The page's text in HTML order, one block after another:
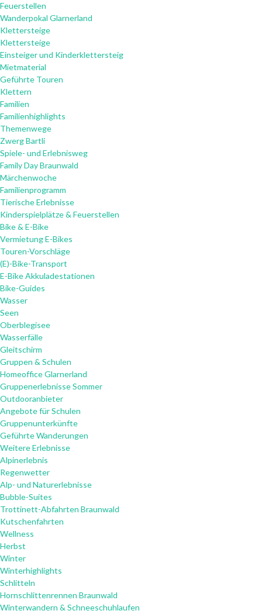
Feuerstellen
Wanderpokal Glarnerland
Klettersteige
Klettersteige
Einsteiger und Kinderklettersteig
Mietmaterial
Geführte Touren
Klettern
Familien
Familienhighlights
Themenwege
Zwerg Bartli
Spiele- und Erlebnisweg
Family Day Braunwald
Märchenwoche
Familienprogramm
Tierische Erlebnisse
Kinderspielplätze & Feuerstellen
Bike & E-Bike
Vermietung E-Bikes
Touren-Vorschläge
(E)-Bike-Transport
E-Bike Akkuladestationen
Bike-Guides
Wasser
Seen
Oberblegisee
Wasserfälle
Gleitschirm
Gruppen & Schulen
Homeoffice Glarnerland
Gruppenerlebnisse Sommer
Outdooranbieter
Angebote für Schulen
Gruppenunterkünfte
Geführte Wanderungen
Weitere Erlebnisse
Alpinerlebnis
Regenwetter
Alp- und Naturerlebnisse
Bubble-Suites
Trottinett-Abfahrten Braunwald
Kutschenfahrten
Wellness
Herbst
Winter
Winterhighlights
Schlitteln
Hornschlittenrennen Braunwald
Winterwandern & Schneeschuhlaufen